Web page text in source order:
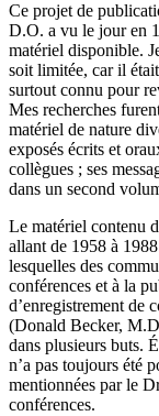
Ce projet de
D.O. a vu le jour en
matériel disponible.
soit limitée, car il
surtout connu pour
Mes recherches
matériel de nature
exposés écrits et
collègues ; ses
dans un second
Le matériel contenu
allant de 1958 à
lesquelles des
conférences et à la
d’enregistrement de
(Donald Becker,
dans plusieurs buts.
n’a pas toujours été
mentionnées par le
conférences.